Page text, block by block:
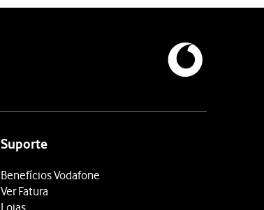
Suporte
Benefícios Vodafone
Ver Fatura
Lojas